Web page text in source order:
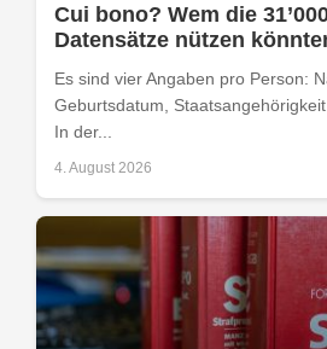
Cui bono? Wem die
Datensätze nützen
Es sind vier Angaben pro Person:
Geburtsdatum,
In der...
4. August 2026